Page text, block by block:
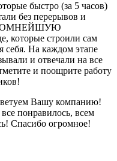
быстро (за 5 часов)
без перерывов и
которые строили сам
себя. На каждом этапе
и отвечали на все
и поощрите работу
Вашу компанию!
понравилось, всем
Спасибо огромное!